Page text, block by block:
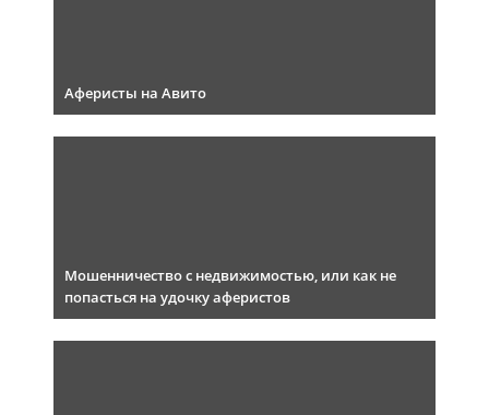
Аферисты на Авито
Мошенничество с недвижимостью, или как не
попасться на удочку аферистов